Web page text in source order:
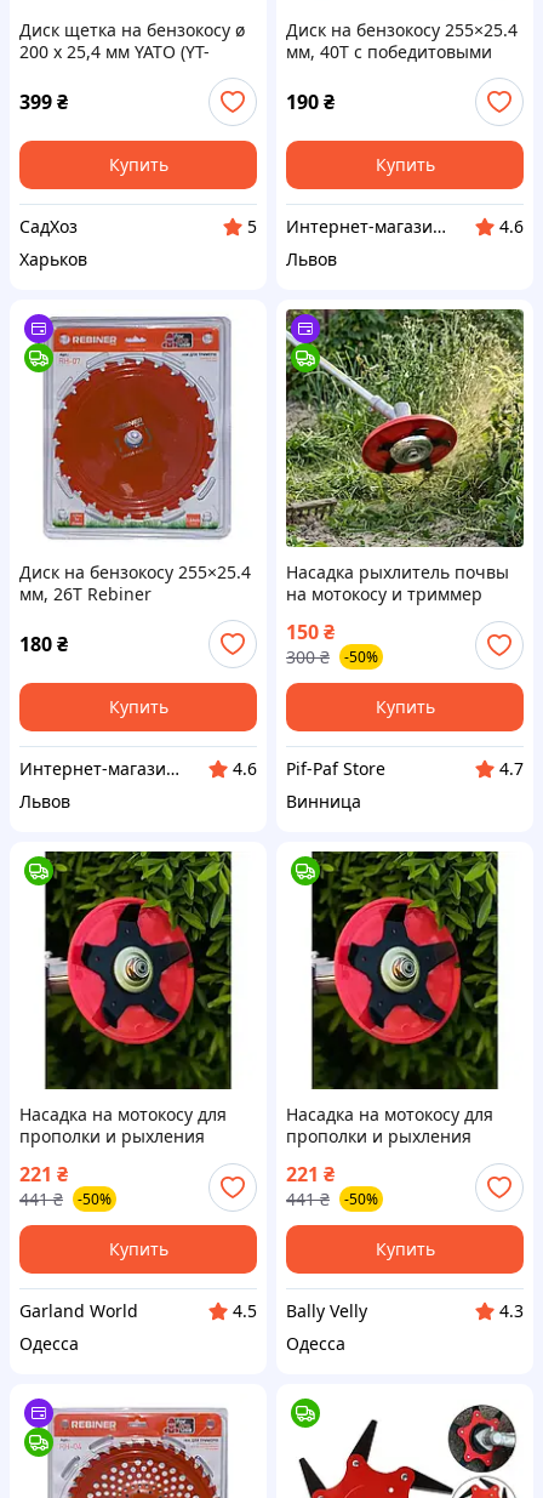
Диск щетка на бензокосу ø
200 х 25,4 мм YATO (YT-
399₴
Купить
СадХоз
5
Харьков
Диск на бензокосу 255×25.4
мм, 40Т с победитовыми
190₴
Купить
Интернет-магазин GIGATOOLS
4.6
Львов
Диск на бензокосу 255×25.4
мм, 26Т Rebiner
180₴
Купить
Интернет-магазин GIGATOOLS
4.6
Львов
Насадка рыхлитель почвы
на мотокосу и триммер
универсальный нож диск
для бензокосы прополки
земли
150₴
300 ₴ -50%
Купить
Pif-Paf Store
4.7
Винница
Насадка на мотокосу для
прополки и рыхления
почвы 2в1, диск 140 мм, 5
лезвий, универсальная для
триммера и бензокосы
221 ₴
441 ₴ -50%
Купить
Garland World
4.5
Одесса
Насадка на мотокосу для
прополки и рыхления
почвы 2в1, диск 140 мм, 5
лезвий, универсальная для
триммера и бензокосы BA-
QI667
221 ₴
441 ₴ -50%
Купить
Bally Velly
4.3
Одесса